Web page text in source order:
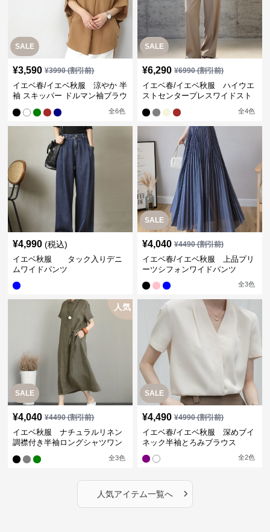
SALE
¥3,590 ¥3990(割引前)
イエベ春/イエベ秋服 涼やか 半
袖 スキッパー ドルマン袖ブラウ
全6色
SALE
¥6,290 ¥6990(割引前)
イエベ春/イエベ秋服 ハイウエ
ストセンタープレスワイドスト
全4色
¥4,990 (税込)
イエベ秋服 タック入りデニ
ムワイドパンツ
SALE
¥4,040 ¥4490(割引前)
イエベ春/イエベ秋服 上品プリ
ーツシフォンワイドパンツ
全3色
SALE
人気
¥4,040 ¥4490(割引前)
イエベ秋服 ナチュラルリネン
調襟付き半袖ロングシャツワン
全3色
SALE
¥4,490 ¥4990(割引前)
イエベ春/イエベ秋服 深めブイ
ネック半袖とろみブラウス
全2色
人気アイテム一覧へ ›